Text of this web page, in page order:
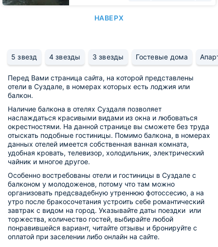
НАВЕРХ
5 звезд 4 звезды 3 звезды Гостевые дома
Перед Вами страница сайта, на которой представлены
отели в Суздале, в номерах которых есть лоджия или
балкон.
Наличие балкона в отелях Суздаля позволяет
наслаждаться красивыми видами из окна и любоваться
окрестностями. На данной странице вы сможете без труда
отыскать подобные гостиницы. Помимо балкона, в номерах
данных отелей имеется собственная ванная комната,
удобная кровать, телевизор, холодильник, электрический
чайник и многое другое.
Особенно востребованы отели и гостиницы в Суздале с
балконом у молодоженов, потому что там можно
организовать предсвадебную утреннюю фотоссесию, а на
утро после бракосочетания устроить себе романтический
завтрак с видом на город. Указывайте даты поездки или
торжества, количество гостей, выбирайте любой
понравившейся вариант, читайте отзывы и бронируйте с
оплатой при заселении либо онлайн на сайте.